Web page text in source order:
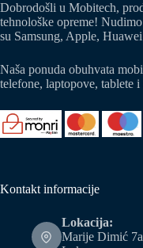
Dobrodošli u Mobitech,
tehnološke opreme!
su Samsung, Apple,
Naša ponuda obuhvata
telefone, laptopove, tablete
Kontakt informacije
Lokacija:
Marije Dimić